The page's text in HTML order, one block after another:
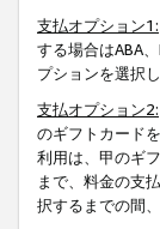
支払オプション1:
する場合はABA
プションを選択
支払オプション2:
のギフトカード
利用は、甲のギ
まで、料金の支
択するまでの間